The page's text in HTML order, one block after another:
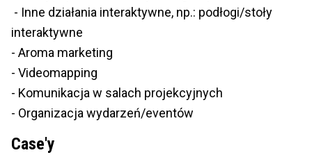
- Inne działania interaktywne, np.: podłogi/stoły
interaktywne
- Aroma marketing
- Videomapping
- Komunikacja w salach projekcyjnych
- Organizacja wydarzeń/eventów
Case'y